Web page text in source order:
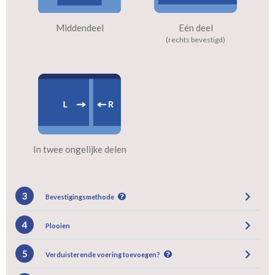
Middendeel Eén deel
(rechts bevestigd)
In twee ongelijke delen
3 Bevestigingsmethode
4 Plooien
5 Verduisterende voering toevoegen?